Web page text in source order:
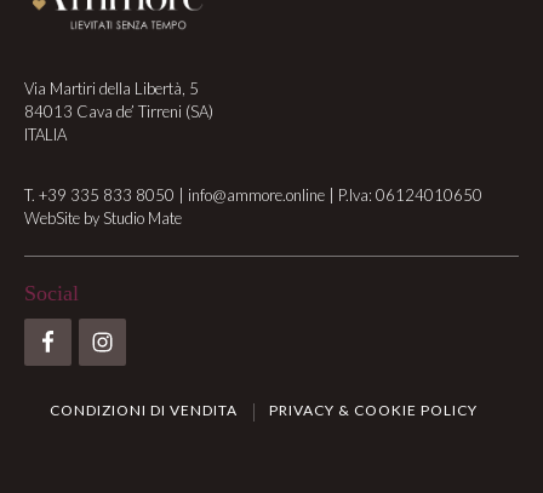
Via Martiri della Libertà, 5
84013 Cava de’ Tirreni (SA)
ITALIA
T. +39 335 833 8050 info@ammore.online| P.Iva: 06124010650
WebSite by Studio Mate
Social
CONDIZIONI DI VENDITA PRIVACY & COOKIE POLICY